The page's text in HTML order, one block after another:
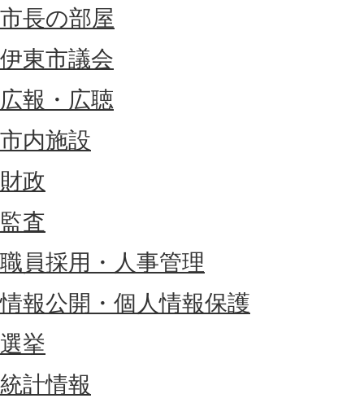
市長の部屋
伊東市議会
広報・広聴
市内施設
財政
監査
職員採用・人事管理
情報公開・個人情報保護
選挙
統計情報